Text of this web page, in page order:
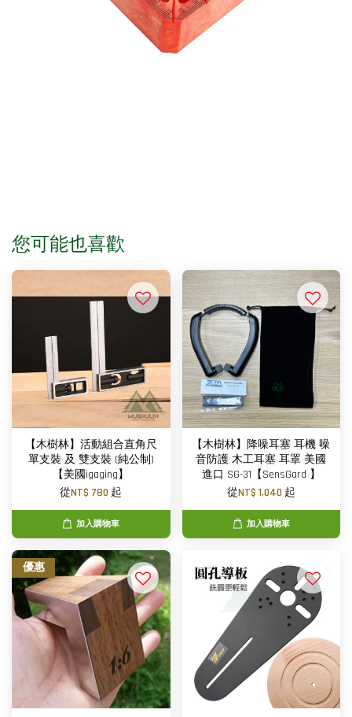
您可能也喜歡
【木樹林】活動組合直角尺
單支裝 及 雙支裝 (純公制)
【美國igaging】
從NT$ 780 起
加入購物車
【木樹林】降噪耳塞 耳機 噪
音防護 木工耳塞 耳罩 美國
進口 SG-31【SensGard 】
從NT$ 1,040 起
加入購物車
優惠